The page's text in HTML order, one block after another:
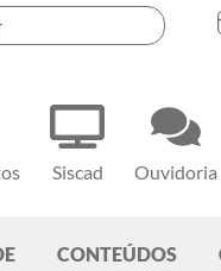
Siscad Ouvidoria
CONTEÚDOS